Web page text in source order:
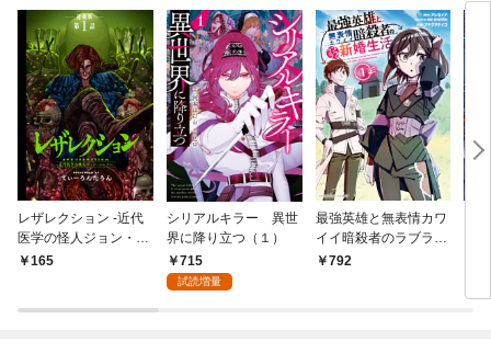
レザレクション -近代
医学の怪人ジョン・ハ
ンター- 連載版 第1話
165
シリアルキラー 異世
界に降り立つ（１）
715
試読増量
最強英雄と無表情カワ
イイ暗殺者のラブラブ
新婚生活 １巻
792